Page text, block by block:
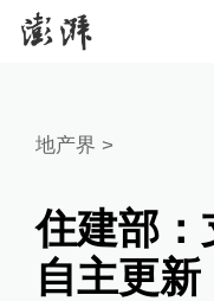
地产界 >
住建部：
自主更新